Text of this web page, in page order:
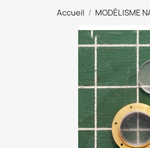
Accueil MODÉLISME